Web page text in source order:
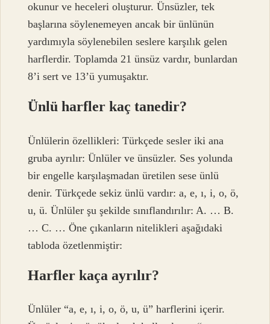
okunur ve heceleri oluşturur. Ünsüzler, tek
başlarına söylenemeyen ancak bir ünlünün
yardımıyla söylenebilen seslere karşılık gelen
harflerdir. Toplamda 21 ünsüz vardır, bunlardan
8’i sert ve 13’ü yumuşaktır.
Ünlü harfler kaç tanedir?
Ünlülerin özellikleri: Türkçede sesler iki ana
gruba ayrılır: Ünlüler ve ünsüzler. Ses yolunda
bir engelle karşılaşmadan üretilen sese ünlü
denir. Türkçede sekiz ünlü vardır: a, e, ı, i, o, ö,
u, ü. Ünlüler şu şekilde sınıflandırılır: A. … B.
… C. … Öne çıkanların nitelikleri aşağıdaki
tabloda özetlenmiştir:
Harfler kaça ayrılır?
Ünlüler “a, e, ı, i, o, ö, u, ü” harflerini içerir.